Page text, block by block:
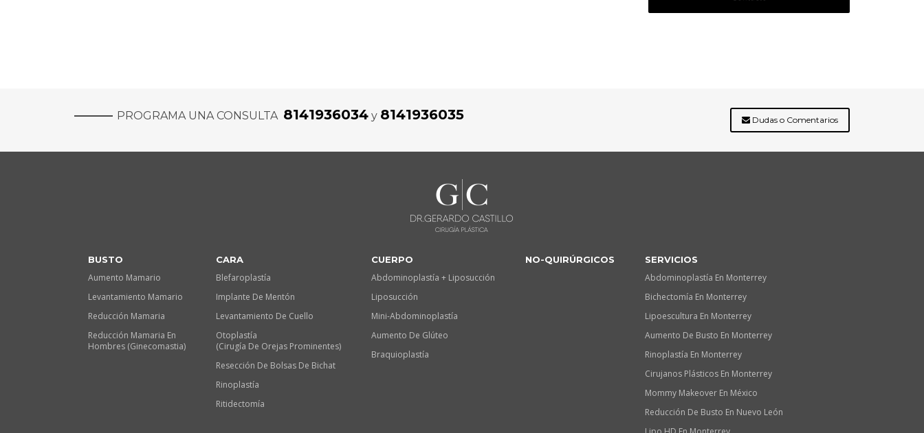
PROGRAMA UNA CONSULTA 8141936034 y 8141936035 Dudas o Comentarios
BUSTO
Aumento Mamario
Levantamiento Mamario
Reducción Mamaria
Reducción Mamaria En
Hombres (Ginecomastia)
CARA
Blefaroplastía
Implante De Mentón
Levantamiento De Cuello
Otoplastía
(Cirugía De Orejas Prominentes)
Resección De Bolsas De Bichat
Rinoplastía
Ritidectomía
CUERPO
Abdominoplastía + Liposucción
Liposucción
Mini-Abdominoplastía
Aumento De Glúteo
Braquioplastía
NO-QUIRÚRGICOS SERVICIOS
Abdominoplastía En Monterrey
Bichectomía En Monterrey
Lipoescultura En Monterrey
Aumento De Busto En Monterrey
Rinoplastía En Monterrey
Cirujanos Plásticos En Monterrey
Mommy Makeover En México
Reducción De Busto En Nuevo León